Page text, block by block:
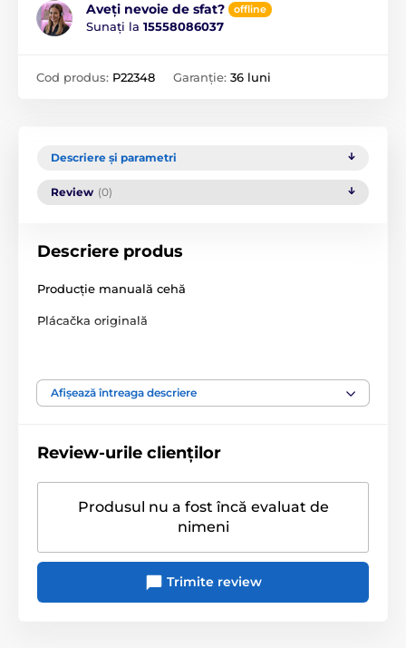
Aveți nevoie de sfat? offline
Sunați la 15558086037
Cod produs: P22348 Garanție: 36 luni
Descriere și parametri
Review (0)
Descriere produs
Producție manuală cehă
Plácačka originală
Tratată cu ulei natural Bankirai
Potrivită pentru începători și avansați
Produsul este inclus în categoria
Accesorii BDSM Biciuiri și mustrări
Afișează întreaga descriere
Review-urile clienților
Produsul nu a fost încă evaluat de
nimeni
Trimite review